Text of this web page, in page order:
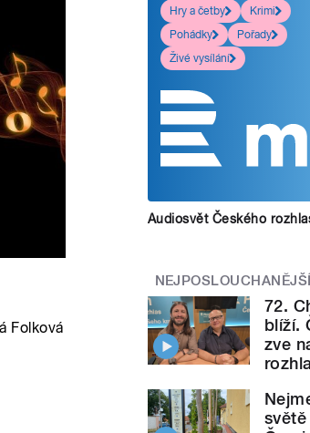
Folková
Hry a četby
Krimi
Pohádky
Pořady
Živé vysílání
Audiosvět Českého
NEJPOSLOUCHANĚJŠÍ
72.
blíží.
zve